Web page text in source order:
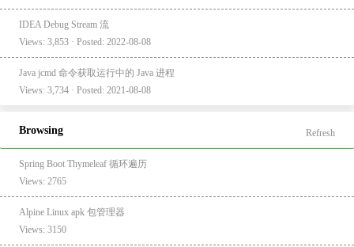
IDEA Debug Stream 流
Views: 3,853 · Posted: 2022-08-08
Java jcmd 命令获取运行中的 Java 进程
Views: 3,734 · Posted: 2021-08-08
Browsing Refresh
Spring Boot Thymeleaf 循环遍历
Views: 2765
Alpine Linux apk 包管理器
Views: 3150